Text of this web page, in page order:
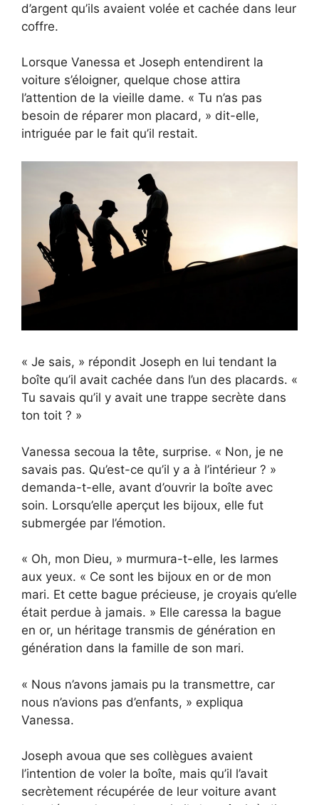
d’argent qu’ils avaient volée et cachée dans leur
coffre.
Lorsque Vanessa et Joseph entendirent la
voiture s’éloigner, quelque chose attira
l’attention de la vieille dame. « Tu n’as pas
besoin de réparer mon placard, » dit-elle,
intriguée par le fait qu’il restait.
« Je sais, » répondit Joseph en lui tendant la
boîte qu’il avait cachée dans l’un des placards. «
Tu savais qu’il y avait une trappe secrète dans
ton toit ? »
Vanessa secoua la tête, surprise. « Non, je ne
savais pas. Qu’est-ce qu’il y a à l’intérieur ? »
demanda-t-elle, avant d’ouvrir la boîte avec
soin. Lorsqu’elle aperçut les bijoux, elle fut
submergée par l’émotion.
« Oh, mon Dieu, » murmura-t-elle, les larmes
aux yeux. « Ce sont les bijoux en or de mon
mari. Et cette bague précieuse, je croyais qu’elle
était perdue à jamais. » Elle caressa la bague
en or, un héritage transmis de génération en
génération dans la famille de son mari.
« Nous n’avons jamais pu la transmettre, car
nous n’avions pas d’enfants, » expliqua
Vanessa.
Joseph avoua que ses collègues avaient
l’intention de voler la boîte, mais qu’il l’avait
secrètement récupérée de leur voiture avant